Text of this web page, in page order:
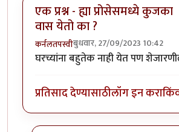
एक प्रश्न - ह्या प्रोसेसमध्ये कुजका
वास येतो का ?
कर्नलतपस्वीबुधवार, 27/09/2023 10:42
घरच्यांना बहुतेक नाही येत पण
प्रतिसाद देण्यासाठीलॉग इन करा